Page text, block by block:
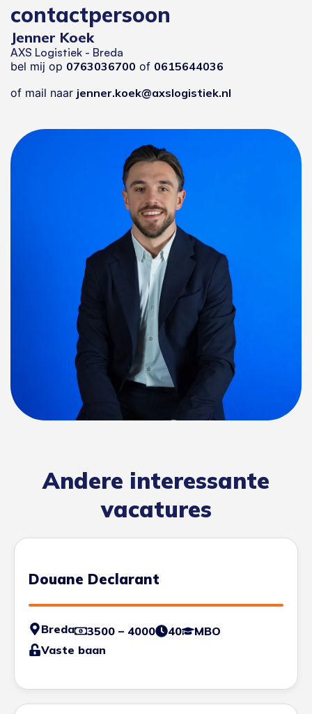
contactpersoon
Jenner Koek
AXS Logistiek - Breda
bel mij op 0763036700 of 0615644036
of mail naar jenner.koek@axslogistiek.nl
Andere interessante
vacatures
Douane Declarant
Breda 3500 – 4000 40
MBO
Vaste baan